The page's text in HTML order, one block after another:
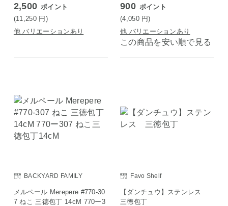
2,500 ポイント
(11,250 円 )
他 バリエーションあり
900 ポイント
(4,050 円)
他 バリエーションあり
この商品を安い順で見る
BACKYARD FAMILY
メルペール Merepere #770-30
7 ねこ 三徳包丁 14cM 770ー3
Favo Shelf
【ダンチュウ】ステンレス
三徳包丁